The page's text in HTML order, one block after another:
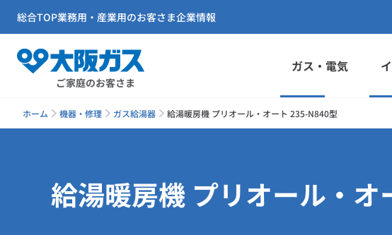
ご家庭のお客さま
ガス・電気
総合TOP業務用・産業用のお客さま企業情報
ホーム 機器・修理 ガス給湯器 給湯暖房機 プリオール・オート 235-N840型
給湯暖房機 プリオール・